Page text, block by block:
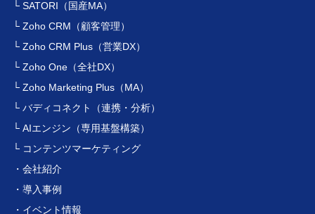
└ SATORI（国産MA）
└ Zoho CRM（顧客管理）
└ Zoho CRM Plus（営業DX）
└ Zoho One（全社DX）
└ Zoho Marketing Plus（MA）
└ バディコネクト（連携・分析）
└ AIエンジン（専用基盤構築）
└ コンテンツマーケティング
・会社紹介
・導入事例
・イベント情報